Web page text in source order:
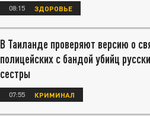
08:15 ЗДОРОВЬЕ
В Таиланде проверяют версию о
полицейских с бандой убийц
сестры
07:55 КРИМИНАЛ